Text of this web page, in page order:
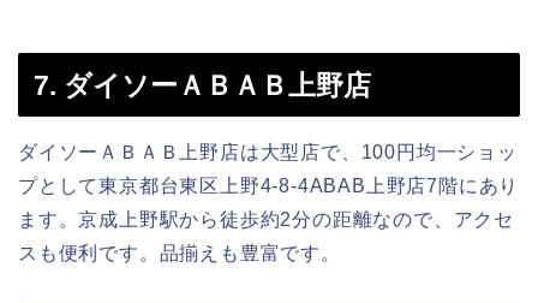
7. ダイソーＡＢＡＢ上野店
ダイソーＡＢＡＢ上野店は大型店で、100円均一ショッ
プとして東京都台東区上野4-8-4ABAB上野店7階にあり
ます。京成上野駅から徒歩約2分の距離なので、アクセ
スも便利です。品揃えも豊富です。